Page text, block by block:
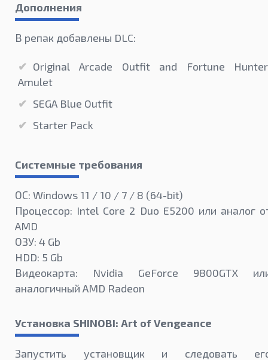
Дополнения
В репак добавлены DLC:
Original Arcade Outfit and Fortune Hunter
Amulet
SEGA Blue Outfit
Starter Pack
Системные требования
ОС: Windows 11 / 10 / 7 / 8 (64-bit)
Процессор: Intel Core 2 Duo E5200 или аналог
AMD
ОЗУ: 4 Gb
HDD: 5 Gb
Видеокарта: Nvidia GeForce 9800GTX
аналогичный AMD Radeon
Установка SHINOBI: Art of Vengeance
Запустить установщик и следовать